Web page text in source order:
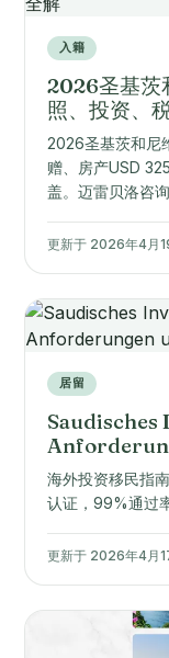
入籍
2026圣基茨
照、投资、
2026圣基茨和尼
赠、房产USD
盖。迈雷贝洛咨
更新于 2026年4月
居留
海外投资移民指
认证，99%通过
更新于 2026年4月